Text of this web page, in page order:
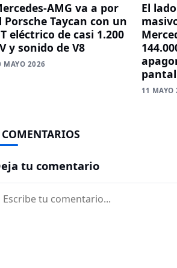
AMG va a por
Porsche Taycan con un
eléctrico de casi 1.200
y sonido de V8
MAYO 2026
El
11 MAYO
tu comentario